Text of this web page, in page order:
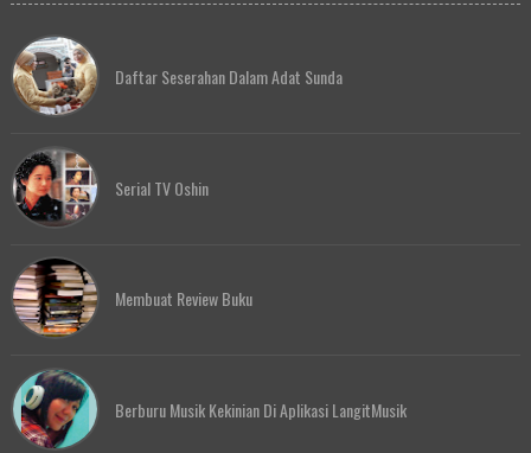
Daftar Seserahan Dalam Adat Sunda
Serial TV Oshin
Membuat Review Buku
Berburu Musik Kekinian Di Aplikasi LangitMusik